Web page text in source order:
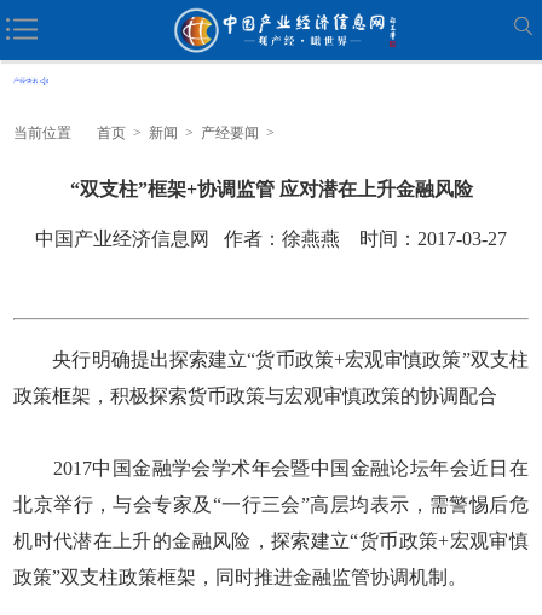
当前位置 首页 > 新闻 > 产经要闻 >
“双支柱”框架+协调监管 应对潜在上升金融风险
中国产业经济信息网 作者：徐燕燕 时间：2017-03-27
央行明确提出探索建立“货币政策+宏观审慎政策”双支柱
政策框架，积极探索货币政策与宏观审慎政策的协调配合
2017中国金融学会学术年会暨中国金融论坛年会近日在
北京举行，与会专家及“一行三会”高层均表示，需警惕后危
机时代潜在上升的金融风险，探索建立“货币政策+宏观审慎
政策”双支柱政策框架，同时推进金融监管协调机制。